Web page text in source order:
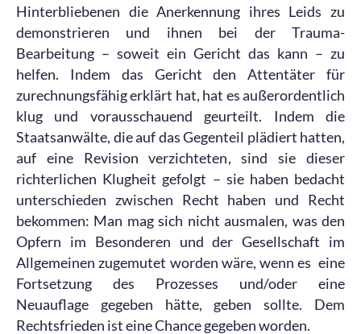
Hinterbliebenen die Anerkennung ihres Leids zu
demonstrieren und ihnen bei der Trauma-
Bearbeitung – soweit ein Gericht das kann – zu
helfen. Indem das Gericht den Attentäter für
zurechnungsfähig erklärt hat, hat es außerordentlich
klug und vorausschauend geurteilt. Indem die
Staatsanwälte, die auf das Gegenteil plädiert hatten,
auf eine Revision verzichteten, sind sie dieser
richterlichen Klugheit gefolgt – sie haben bedacht
unterschieden zwischen Recht haben und Recht
bekommen: Man mag sich nicht ausmalen, was den
Opfern im Besonderen und der Gesellschaft im
Allgemeinen zugemutet worden wäre, wenn es eine
Fortsetzung des Prozesses und/oder eine
Neuauflage gegeben hätte, geben sollte. Dem
Rechtsfrieden ist eine Chance gegeben worden.